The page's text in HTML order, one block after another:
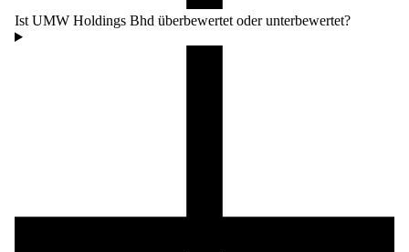
Ist UMW Holdings Bhd überbewertet oder unterbewertet?